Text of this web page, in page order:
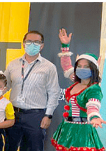
Motociclismo
cambiar